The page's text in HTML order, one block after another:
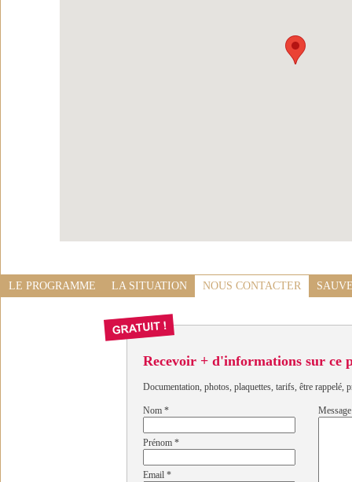
LE PROGRAMME LA SITUATION NOUS CONTACTER
Recevoir + d'informations sur ce
Documentation, photos, plaquettes, tarifs, être rappelé,
Nom *
Prénom *
Email *
Message